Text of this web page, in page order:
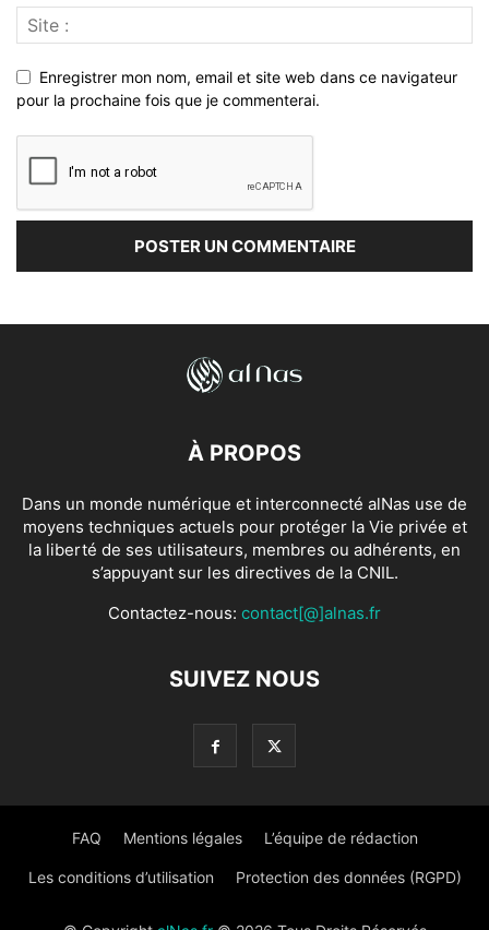
Enregistrer mon nom, email et site web dans ce navigateur
pour la prochaine fois que je commenterai.
À PROPOS
Dans un monde numérique et interconnecté alNas use de
moyens techniques actuels pour protéger la Vie privée et
la liberté de ses utilisateurs, membres ou adhérents, en
s’appuyant sur les directives de la CNIL.
Contactez-nous: contact[@]alnas.fr
SUIVEZ NOUS
FAQ Mentions légales L’équipe de rédaction
Les conditions d’utilisation Protection des données (RGPD)